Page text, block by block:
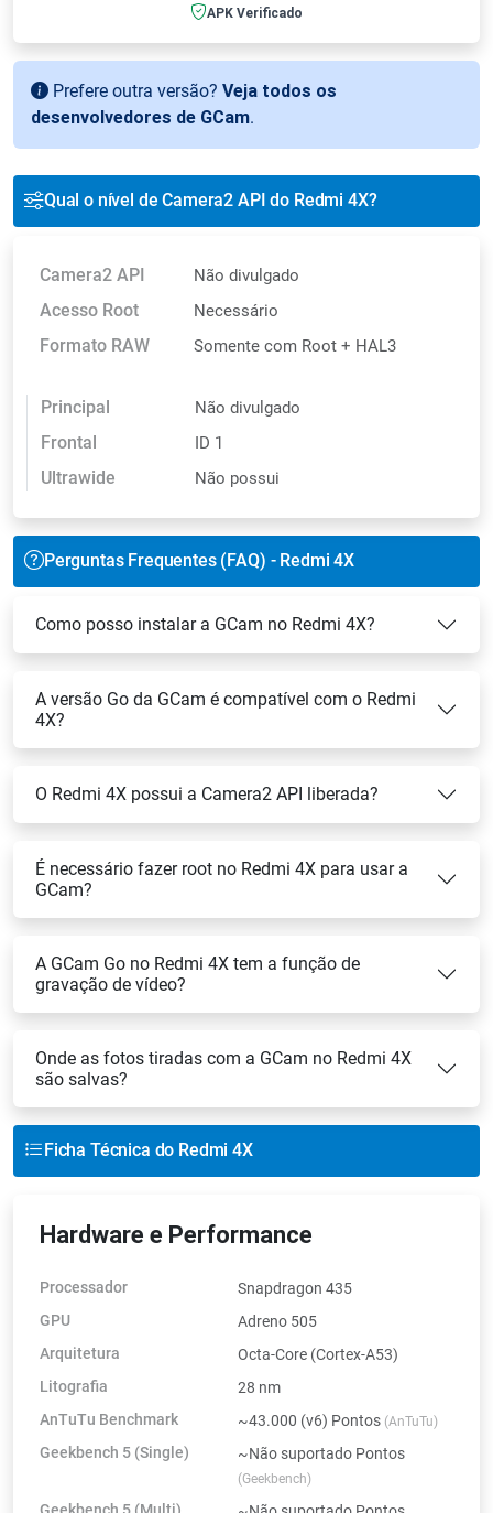
APK Verificado
Prefere outra versão? Veja todos os
desenvolvedores de GCam.
Qual o nível de Camera2 API do Redmi 4X?
Camera2 API Não divulgado
Acesso Root Necessário
Formato RAW Somente com Root + HAL3
Principal Não divulgado
Frontal ID 1
Ultrawide Não possui
Perguntas Frequentes (FAQ) - Redmi 4X
Como posso instalar a GCam no Redmi 4X?
A versão Go da GCam é compatível com o Redmi
4X?
O Redmi 4X possui a Camera2 API liberada?
É necessário fazer root no Redmi 4X para usar a
GCam?
A GCam Go no Redmi 4X tem a função de
gravação de vídeo?
Onde as fotos tiradas com a GCam no Redmi 4X
são salvas?
Ficha Técnica do Redmi 4X
Hardware e Performance
Processador
Snapdragon 435
GPU
Adreno 505
Arquitetura
Octa-Core (Cortex-A53)
Litografia
28 nm
AnTuTu Benchmark
~43.000 (v6) Pontos (AnTuTu)
Geekbench 5 (Single) ~Não suportado Pontos
(Geekbench)
Geekbench 5 (Multi)